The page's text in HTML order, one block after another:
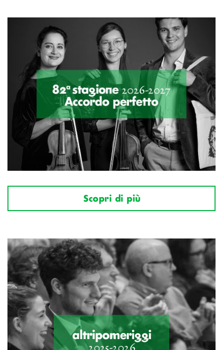
Scopri di più